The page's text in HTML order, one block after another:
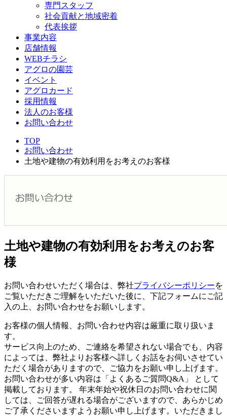
専門スタッフ
社会貢献と地域密着
代表挨拶
事業内容
店舗情報
WEBチラシ
アグロの園芸
イベント
アグロカード
採用情報
法人のお客様
お問い合わせ
TOP
お問い合わせ
土地や建物の有効利用をお考えのお客様
土地や建物の有効利用をお考えのお客
様
お問い合わせいただく場合は、弊社プライバシーポリシーを
ご覧いただきご理解をいただいた後に、下記フォームにご記
入の上、お問い合わせをお願いします。
お客様の個人情報、お問い合わせ内容は厳重に取り扱いま
す。
サービス向上のため、ご連絡を希望されない場合でも、内容
によっては、弊社よりお客様へ詳しくお話をお伺いさせてい
ただく場合がありますので、ご協力をお願い申し上げます。
お問い合わせが多い内容は「よくあるご質問Q&A」 として
掲載しております。 年末年始や祝休日のお問い合わせに関
しては、ご回答が遅れる場合がございますので、あらかじめ
ご了承くださいますようお願い申し上げます。いただきまし